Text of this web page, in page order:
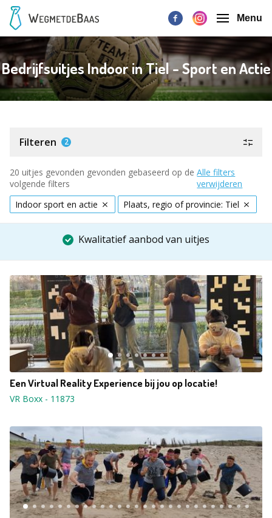
Menu
Bedrijfsuitjes Indoor in Tiel - Sport en Actie
Filteren 2
20 uitjes gevonden gevonden gebaseerd op de
volgende filters
Alle filters
verwijderen
Indoor sport en actie
Plaats, regio of provincie: Tiel
Kwalitatief aanbod van uitjes
Een Virtual Reality Experience bij jou op locatie!
VR Boxx - 11873